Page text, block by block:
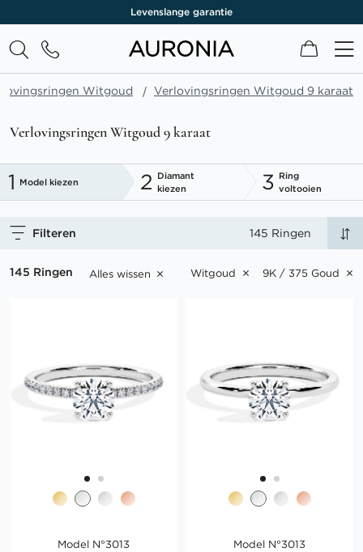
Levenslange garantie
Witgoud Verlovingsringen Witgoud 9 karaat
Verlovingsringen Witgoud 9 karaat
1 Model kiezen 2 Diamant
kiezen
3 Ring
voltooien
Filteren 145 Ringen
145 Ringen Alles wissen Witgoud 9K / 375 Goud
Model N°3013 Model N°3013